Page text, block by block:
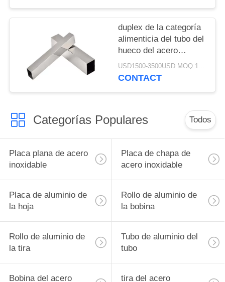
duplex de la categoría
alimenticia del tubo del
hueco del acero
inoxidable de 30m m
40m m 50m m 60m m
USD1500-3500USD MOQ:1 tonelada
CONTACT
Categorías Populares Todos
Placa plana de acero
inoxidable
Placa de chapa de
acero inoxidable
Placa de aluminio de
la hoja
Rollo de aluminio de
la bobina
Rollo de aluminio de
la tira
Tubo de aluminio del
tubo
Bobina del acero tira del acero